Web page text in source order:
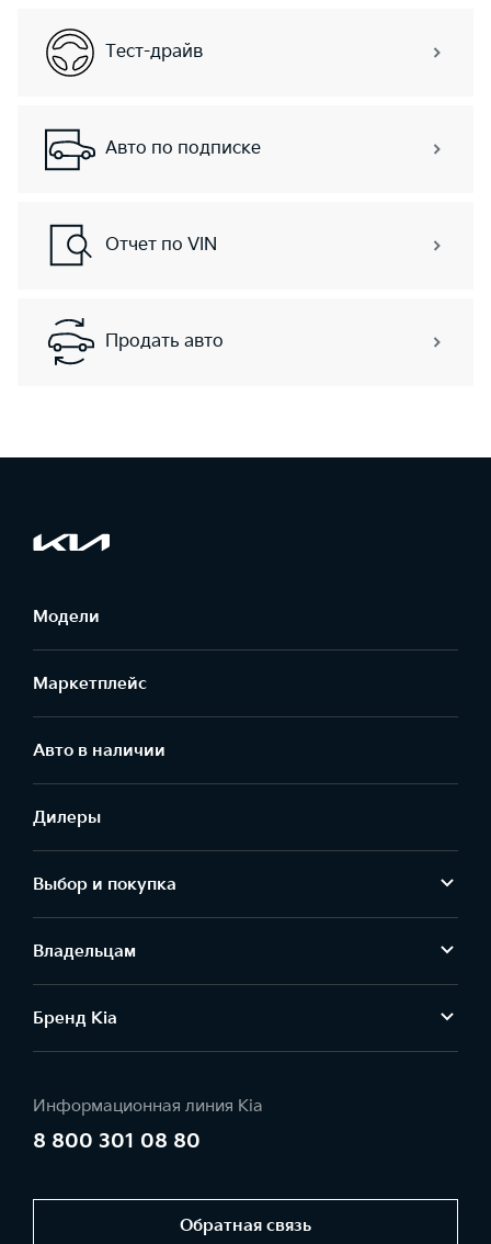
Тест-драйв
Авто по подписке
Отчет по VIN
Продать авто
Модели
Маркетплейс
Aвто в наличии
Дилеры
Выбор и покупка
Владельцам
Бренд Kia
Информационная линия Kia
8 800 301 08 80
Обратная связь